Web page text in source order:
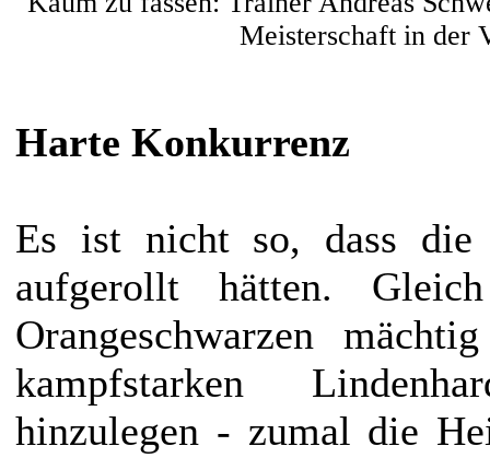
Meisterschaft in der
Harte Konkurrenz
Es ist nicht so, dass die
aufgerollt hätten.
Orangeschwarzen
kampfstarken
hinzulegen - zumal die